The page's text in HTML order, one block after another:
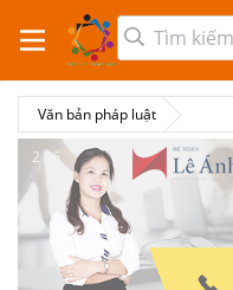
Văn bản pháp luật
2 / 6